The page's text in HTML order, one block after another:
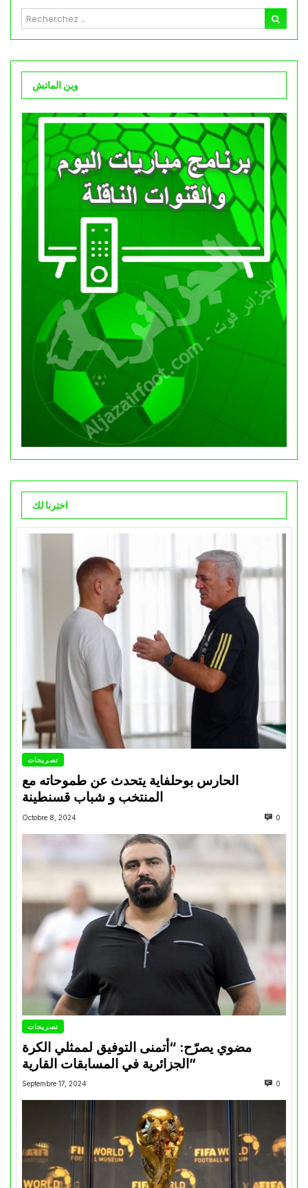
وين الماتش
اخترنا لك
تصريحات
الحارس بوحلفاية يتحدث عن طموحاته مع
المنتخب و شباب قسنطينة
Octobre 8, 2024 0
تصريحات
مضوي يصرّح: “أتمنى التوفيق لممثلي الكرة
الجزائرية في المسابقات القارية”
Septembre 17, 2024 0